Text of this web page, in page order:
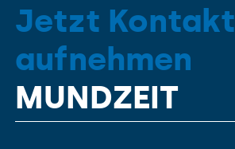
Jetzt Kontakt
aufnehmen
MUNDZEIT